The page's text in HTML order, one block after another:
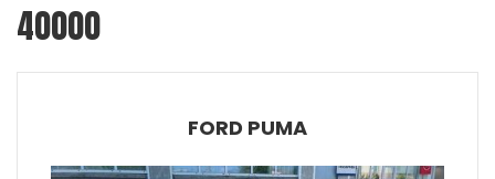
40000
FORD PUMA